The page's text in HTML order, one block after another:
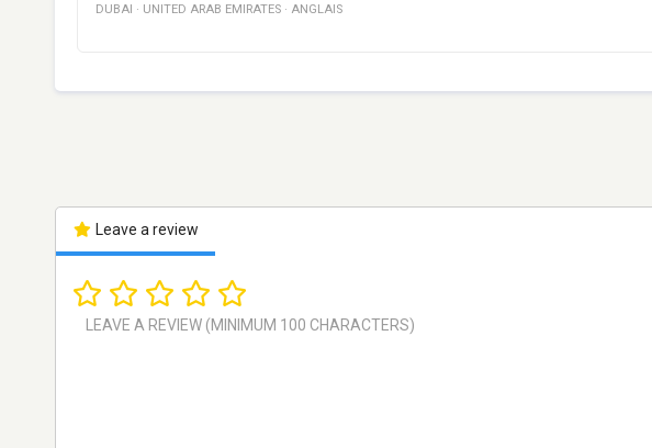
DUBAI · UNITED ARAB EMIRATES · ANGLAIS
Leave a review